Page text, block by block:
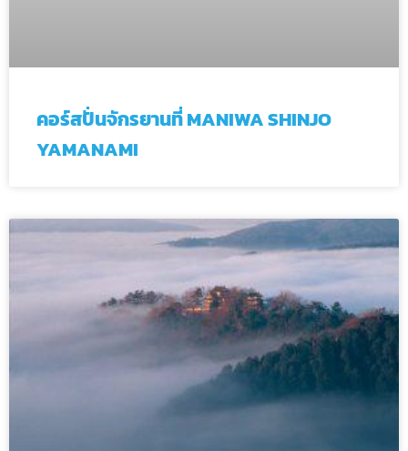
คอร์สปั่นจักรยานที่ MANIWA SHINJO
YAMANAMI